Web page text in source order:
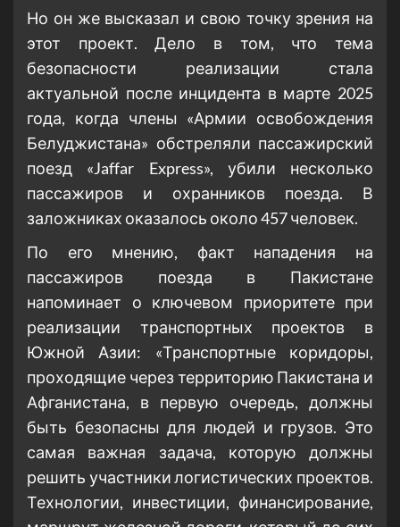
Но он же высказал и свою точку зрения на
этот проект. Дело в том, что тема
безопасности реализации стала
актуальной после инцидента в марте 2025
года, когда члены «Армии освобождения
Белуджистана» обстреляли пассажирский
поезд «Jaffar Express», убили несколько
пассажиров и охранников поезда. В
заложниках оказалось около 457 человек.
По его мнению, факт нападения на
пассажиров поезда в Пакистане
напоминает о ключевом приоритете при
реализации транспортных проектов в
Южной Азии: «Транспортные коридоры,
проходящие через территорию Пакистана и
Афганистана, в первую очередь, должны
быть безопасны для людей и грузов. Это
самая важная задача, которую должны
решить участники логистических проектов.
Технологии, инвестиции, финансирование,